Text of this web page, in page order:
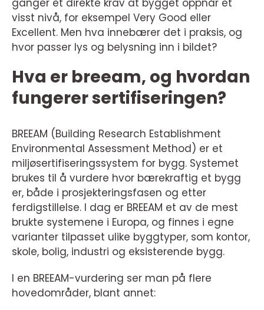
ganger et direkte krav at bygget oppnår et
visst nivå, for eksempel Very Good eller
Excellent. Men hva innebærer det i praksis, og
hvor passer lys og belysning inn i bildet?
Hva er breeam, og hvordan
fungerer sertifiseringen?
BREEAM (Building Research Establishment
Environmental Assessment Method) er et
miljøsertifiseringssystem for bygg. Systemet
brukes til å vurdere hvor bærekraftig et bygg
er, både i prosjekteringsfasen og etter
ferdigstillelse. I dag er BREEAM et av de mest
brukte systemene i Europa, og finnes i egne
varianter tilpasset ulike byggtyper, som kontor,
skole, bolig, industri og eksisterende bygg.
I en BREEAM-vurdering ser man på flere
hovedområder, blant annet: